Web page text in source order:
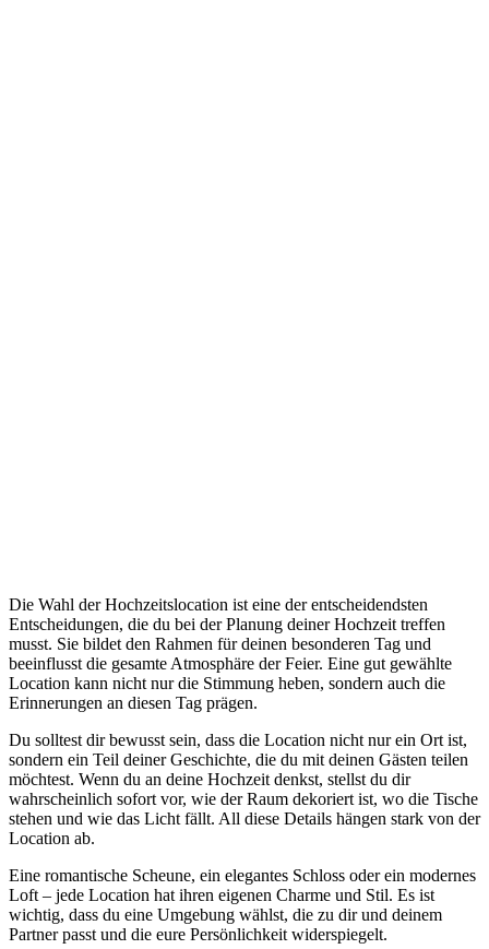
Die Wahl der Hochzeitslocation ist eine der entscheidendsten
Entscheidungen, die du bei der Planung deiner Hochzeit treffen
musst. Sie bildet den Rahmen für deinen besonderen Tag und
beeinflusst die gesamte Atmosphäre der Feier. Eine gut gewählte
Location kann nicht nur die Stimmung heben, sondern auch die
Erinnerungen an diesen Tag prägen.
Du solltest dir bewusst sein, dass die Location nicht nur ein Ort ist,
sondern ein Teil deiner Geschichte, die du mit deinen Gästen teilen
möchtest. Wenn du an deine Hochzeit denkst, stellst du dir
wahrscheinlich sofort vor, wie der Raum dekoriert ist, wo die Tische
stehen und wie das Licht fällt. All diese Details hängen stark von der
Location ab.
Eine romantische Scheune, ein elegantes Schloss oder ein modernes
Loft – jede Location hat ihren eigenen Charme und Stil. Es ist
wichtig, dass du eine Umgebung wählst, die zu dir und deinem
Partner passt und die eure Persönlichkeit widerspiegelt.